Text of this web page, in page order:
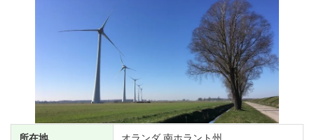
所在地 オランダ 南ホラント州